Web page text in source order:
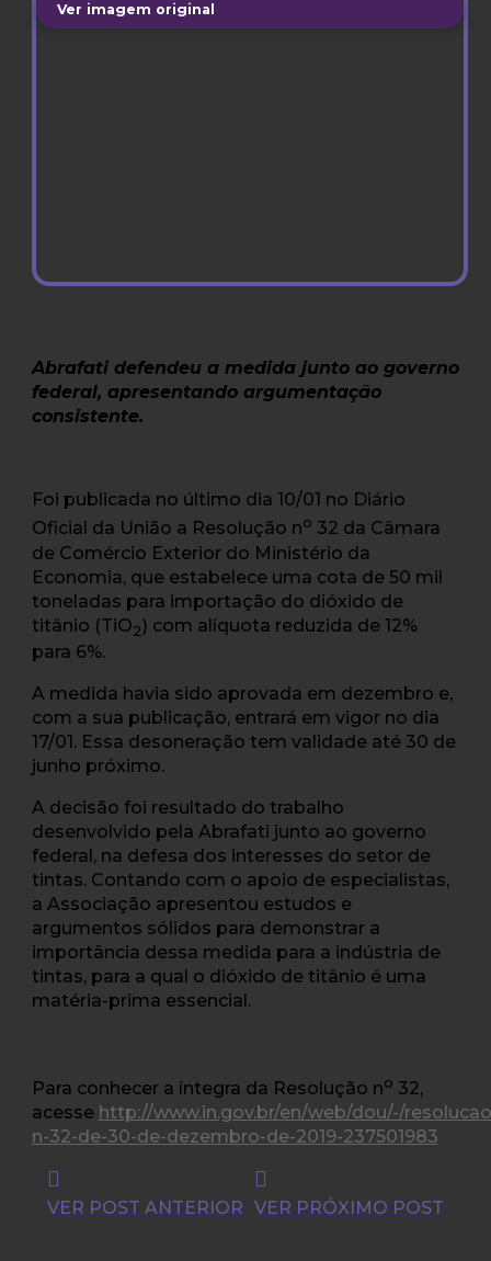
Ver imagem original
Abrafati defendeu a medida junto ao governo
federal, apresentando argumentação
consistente.
Foi publicada no último dia 10/01 no Diário
Oficial da União a Resolução no 32 da Câmara
de Comércio Exterior do Ministério da
Economia, que estabelece uma cota de 50 mil
toneladas para importação do dióxido de
titânio (TiO2) com alíquota reduzida de 12%
para 6%.
A medida havia sido aprovada em dezembro e,
com a sua publicação, entrará em vigor no dia
17/01. Essa desoneração tem validade até 30 de
junho próximo.
A decisão foi resultado do trabalho
desenvolvido pela Abrafati junto ao governo
federal, na defesa dos interesses do setor de
tintas. Contando com o apoio de especialistas,
a Associação apresentou estudos e
argumentos sólidos para demonstrar a
importância dessa medida para a indústria de
tintas, para a qual o dióxido de titânio é uma
matéria-prima essencial.
Para conhecer a íntegra da Resolução no 32,
acesse http://www.in.gov.br/en/web/dou/-/
n-32-de-30-de-dezembro-de-2019-237501983
VER POST ANTERIOR VER PRÓXIMO POST